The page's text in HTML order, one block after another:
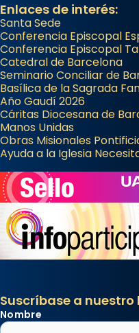
Enlaces de interés:
Santa Sede
Conferencia Episcopal
Conferencia Episcopal
Catedral de Barcelona
Seminario Conciliar de
Basílica de la Sagrada
Año Gaudí 2026
Cáritas Diocesana de
Manos Unidas
Obras Misionales
Ayuda a la Iglesia
Suscríbase a
Nombre